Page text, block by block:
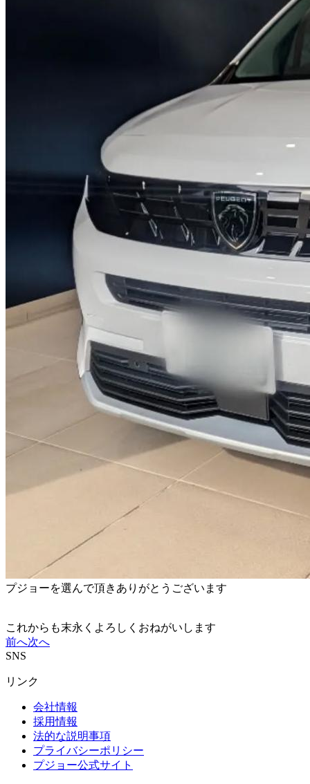
プジョーを選んで頂きありがとうございます
これからも末永くよろしくおねがいします
前へ次へ
SNS
リンク
会社情報
採用情報
法的な説明事項
プライバシーポリシー
プジョー公式サイト